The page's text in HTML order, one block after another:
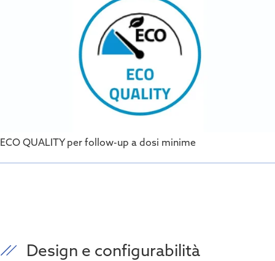
ECO QUALITY per follow-up a dosi minime
Design e configurabilità